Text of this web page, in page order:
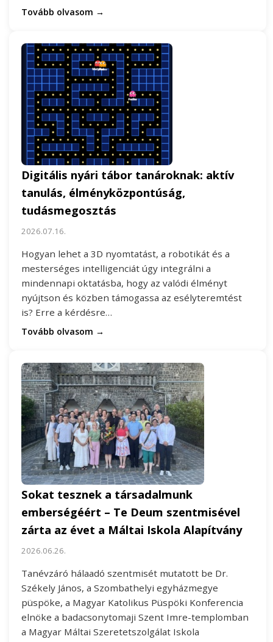
Tovább olvasom →
Digitális nyári tábor tanároknak: aktív
tanulás, élményközpontúság,
tudásmegosztás
2026.07.16.
Hogyan lehet a 3D nyomtatást, a robotikát és a
mesterséges intelligenciát úgy integrálni a
mindennapi oktatásba, hogy az valódi élményt
nyújtson és közben támogassa az esélyteremtést
is? Erre a kérdésre…
Tovább olvasom →
Sokat tesznek a társadalmunk
emberségéért – Te Deum szentmisével
zárta az évet a Máltai Iskola Alapítvány
2026.06.26.
Tanévzáró hálaadó szentmisét mutatott be Dr.
Székely János, a Szombathelyi egyházmegye
püspöke, a Magyar Katolikus Püspöki Konferencia
elnöke a badacsonytomaji Szent Imre-templomban
a Magyar Máltai Szeretetszolgálat Iskola